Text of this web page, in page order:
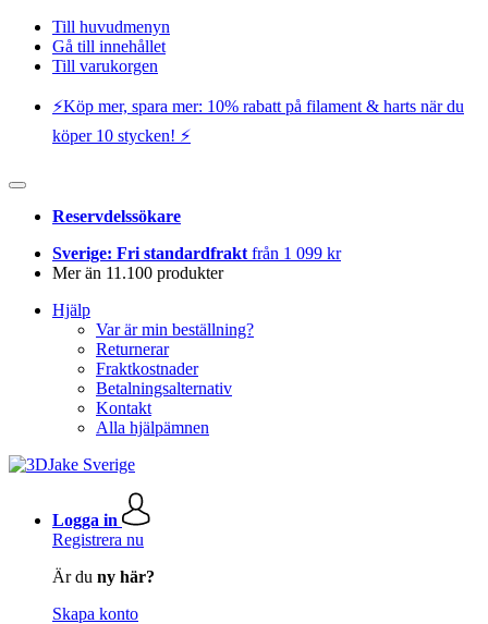
Till huvudmenyn
Gå till innehållet
Till varukorgen
⚡️Köp mer, spara mer: 10% rabatt på filament & harts när du
köper 10 stycken! ⚡️
Reservdelssökare
Sverige: Fri standardfrakt från 1 099 kr
Mer än 11.100 produkter
Hjälp
Var är min beställning?
Returnerar
Fraktkostnader
Betalningsalternativ
Kontakt
Alla hjälpämnen
Logga in
Registrera nu
Är du ny här?
Skapa konto